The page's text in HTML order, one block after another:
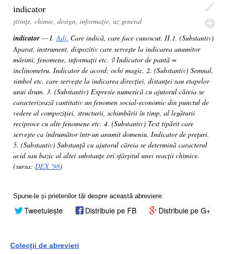
indicator
științe, chimie, design, informație, uz general
indicator— I.Adj. Care indică, care face cunoscut. II.1. (Substantiv)
Aparat, instrument, dispozitiv care servește la indicarea anumitor
mărimi, fenomene, informații etc. ◊ Indicator de pantă =
inclinometru. Indicator de acord; ochi magic. 2. (Substantiv) Semnal,
simbol etc. care servește la indicarea direcției, distanței sau etapelor
unui drum. 3. (Substantiv) Expresie numerică cu ajutorul căreia se
caracterizează cantitativ un fenomen social-economic din punctul de
vedere al compoziției, structurii, schimbării în timp, al legăturii
reciproce cu alte fenomene etc. 4. (Substantiv) Text tipărit care
servește ca îndrumător într-un anumit domeniu. Indicator de prețuri.
5. (Substantiv) Substanță cu ajutorul căreia se determină caracterul
acid sau bazic al altei substanțe ori sfârșitul unei reacții chimice.
(sursa: DEX '98)
Spune-le și prietenilor tăi despre această abreviere:
Tweetuiește Distribuie pe FB Distribuie pe G+
Colecții de abrevieri